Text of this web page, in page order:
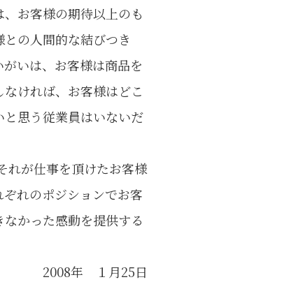
お客様の期待以上のも
の人間的な結びつき
いは、お客様は商品を
ければ、お客様はどこ
思う従業員はいないだ
れが仕事を頂けたお客様
れのポジションでお客
かった感動を提供する
2008年 １月25日